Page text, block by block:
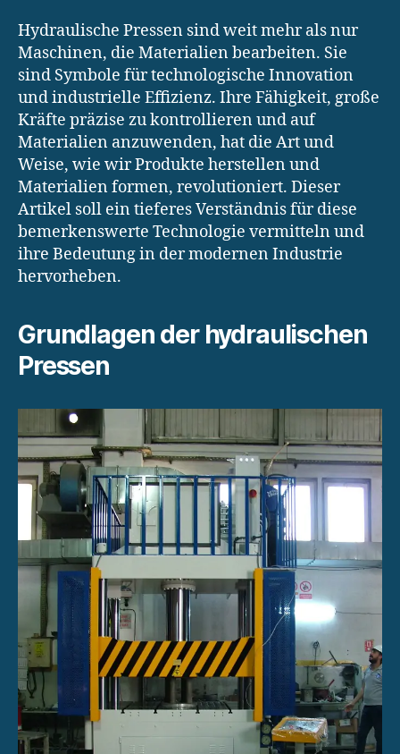
Hydraulische Pressen sind weit mehr als nur
Maschinen, die Materialien bearbeiten. Sie
sind Symbole für technologische Innovation
und industrielle Effizienz. Ihre Fähigkeit, große
Kräfte präzise zu kontrollieren und auf
Materialien anzuwenden, hat die Art und
Weise, wie wir Produkte herstellen und
Materialien formen, revolutioniert. Dieser
Artikel soll ein tieferes Verständnis für diese
bemerkenswerte Technologie vermitteln und
ihre Bedeutung in der modernen Industrie
hervorheben.
Grundlagen der hydraulischen
Pressen